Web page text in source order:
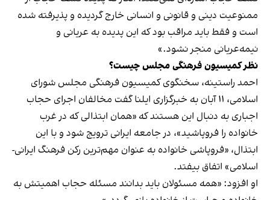
ممنوعیت دینی و قانونی و انسانی خارج گردیده و پذیرفته شده
است و فقط باید مراقب بود که این پدیده به عریانی و
نیمه‌عریانی منجر نشود.»
نظر کمیسیون فرهنگی مجلس چیست؟
احمد راستینه، سخنگوی کمیسیون فرهنگی مجلس شورای
اسلامی، ۱۱ آبان به خبرگزاری ایلنا گفت مخالفان اجرای حجاب
اجباری به دنبال این هستند که «همان ابتذالی که در غرب
خانواده را فروپاشید»، در جامعه ایرانی ترویج شود و با این
ابتذال، «فروپاشی خانواده به عنوان مهم‌ترین رکن فرهنگ ایرانی-
اسلامی» اتفاق بیفتد.
او افزود: «همه مسئولان باید بدانند مسئله حجاب اهمیتش به